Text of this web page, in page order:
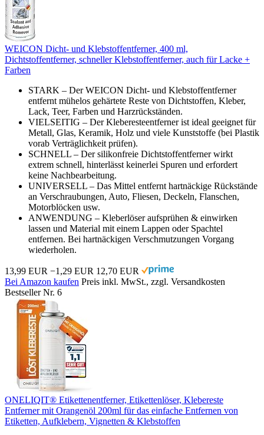
WEICON Dicht- und Klebstoffentferner, 400 ml,
Dichtstoffentferner, schneller Klebstoffentferner, auch für Lacke +
Farben
STARK – Der WEICON Dicht- und Klebstoffentferner
entfernt mühelos gehärtete Reste von Dichtstoffen, Kleber,
Lack, Teer, Farben und Harzrückständen.
VIELSEITIG – Der Kleberesteentferner ist ideal geeignet für
Metall, Glas, Keramik, Holz und viele Kunststoffe (bei Plastik
vorab Verträglichkeit prüfen).
SCHNELL – Der silikonfreie Dichtstoffentferner wirkt
extrem schnell, hinterlässt keinerlei Spuren und erfordert
keine Nachbearbeitung.
UNIVERSELL – Das Mittel entfernt hartnäckige Rückstände
an Verschraubungen, Auto, Fliesen, Deckeln, Flanschen,
Motorblöcken usw.
ANWENDUNG – Kleberlöser aufsprühen & einwirken
lassen und Material mit einem Lappen oder Spachtel
entfernen. Bei hartnäckigen Verschmutzungen Vorgang
wiederholen.
13,99 EUR −1,29 EUR 12,70 EUR
Bei Amazon kaufen Preis inkl. MwSt., zzgl. Versandkosten
Bestseller Nr. 6
ONELIQIT® Etikettenentferner, Etikettenlöser, Klebereste
Entferner mit Orangenöl 200ml für das einfache Entfernen von
Etiketten, Aufklebern, Vignetten & Klebstoffen